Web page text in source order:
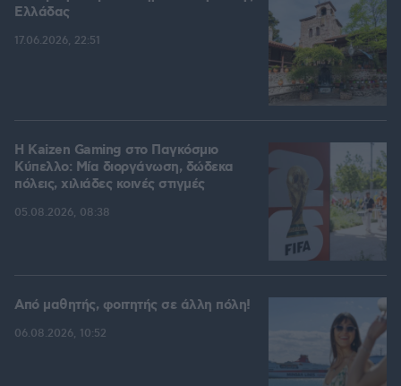
Ελλάδας
17.06.2026, 22:51
H Kaizen Gaming στο Παγκόσμιο
Kύπελλο: Μία διοργάνωση, δώδεκα
πόλεις, χιλιάδες κοινές στιγμές
05.08.2026, 08:38
Από μαθητής, φοιτητής σε άλλη πόλη!
06.08.2026, 10:52